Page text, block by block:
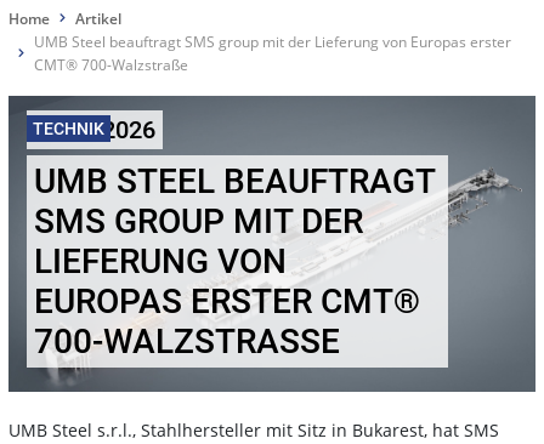
Home
Artikel
UMB Steel beauftragt SMS group mit der Lieferung von Europas erster
CMT® 700-Walzstraße
TECHNIK
05.02.2026
UMB STEEL BEAUFTRAGT
SMS GROUP MIT DER
LIEFERUNG VON
EUROPAS ERSTER CMT®
700-WALZSTRASSE
UMB Steel s.r.l., Stahlhersteller mit Sitz in Bukarest, hat SMS